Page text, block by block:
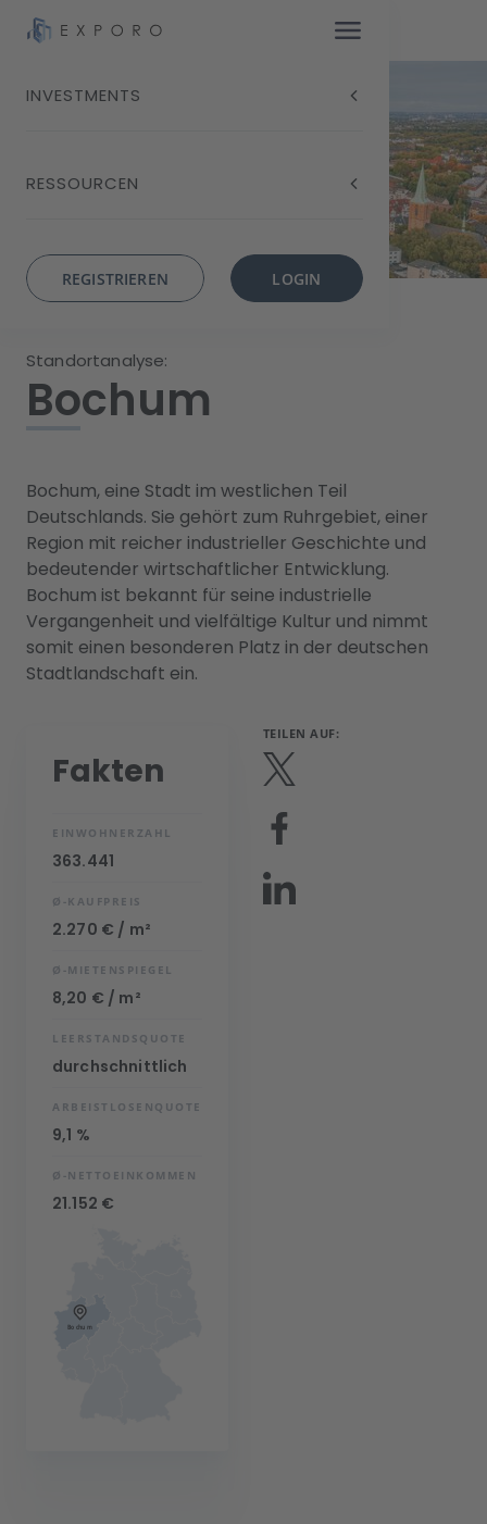
INVESTMENTS
RESSOURCEN
REGISTRIEREN LOGIN
Standortanalyse:
Bochum
Bochum, eine Stadt im westlichen Teil
Deutschlands. Sie gehört zum Ruhrgebiet, einer
Region mit reicher industrieller Geschichte und
bedeutender wirtschaftlicher Entwicklung.
Bochum ist bekannt für seine industrielle
Vergangenheit und vielfältige Kultur und nimmt
somit einen besonderen Platz in der deutschen
Stadtlandschaft ein.
Fakten
EINWOHNERZAHL
363.441
Ø-KAUFPREIS
2.270 € / m²
Ø-MIETENSPIEGEL
8,20 € / m²
LEERSTANDSQUOTE
durchschnittlich
ARBEISTLOSENQUOTE
9,1 %
Ø-NETTOEINKOMMEN
21.152 €
TEILEN AUF: